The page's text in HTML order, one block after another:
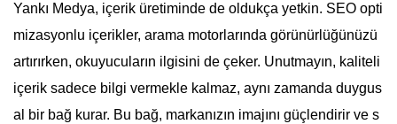
Yankı Medya, içerik üretiminde de oldukça yetkin. SEO opti
mizasyonlu içerikler, arama motorlarında görünürlüğünüzü
artırırken, okuyucuların ilgisini de çeker. Unutmayın, kaliteli
içerik sadece bilgi vermekle kalmaz, aynı zamanda duygus
al bir bağ kurar. Bu bağ, markanızın imajını güçlendirir ve s